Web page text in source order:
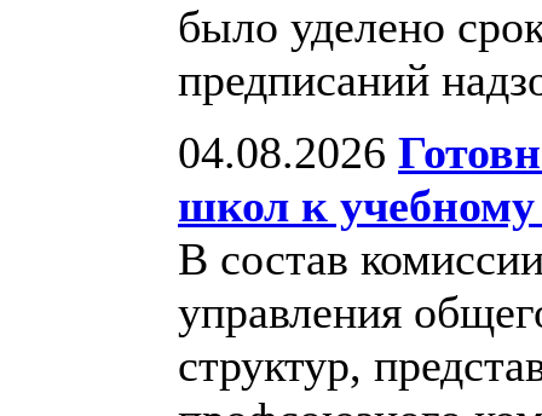
было уделено
предписаний
04.08.2026
школ к
В состав
управления
структур,